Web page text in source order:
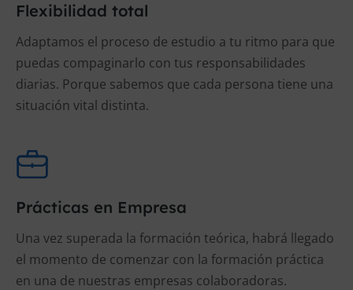
Flexibilidad total
Adaptamos el proceso de estudio a tu ritmo para que
puedas compaginarlo con tus responsabilidades
diarias. Porque sabemos que cada persona tiene una
situación vital distinta.
Prácticas en Empresa
Una vez superada la formación teórica, habrá llegado
el momento de comenzar con la formación práctica
en una de nuestras empresas colaboradoras.